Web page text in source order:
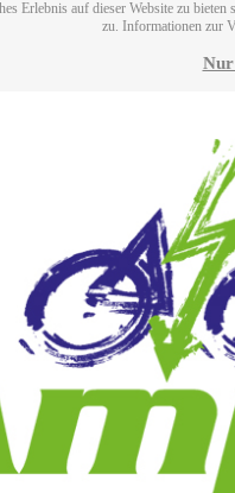
Erlebnis auf dieser Website zu
zu. Informationen zur
Nur